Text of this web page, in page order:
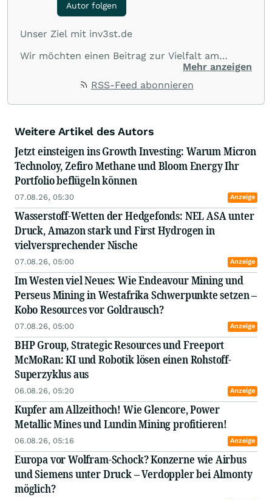
Autor folgen
Unser Ziel mit inv3st.de
Wir möchten einen Beitrag zur Vielfalt am
Kapitalmarkt leisten und spannende
börsennotierten Unternehmen aus allen Teilen
Themen und Trends, die Börsianer interessieren.
Die Zahl 3 spielt dabei eine konzeptionelle Rolle:
I. je Kommentar werden 3 Unternehmen
genannt,
II. mindestens 3 Themen oder Trends werden
erwähnt,
III. die Kommentare umfassen jeweils eine
Lesedauer von weniger als 3 Minuten.
Wir wünschen gute Unterhaltung und viel Erfolg
an der Börse!
Mehr anzeigen
RSS-Feed abonnieren
Weitere Artikel des Autors
Jetzt einsteigen ins Growth Investing: Warum Micron
Technoloy, Zefiro Methane und Bloom Energy Ihr
Portfolio beflügeln können
07.08.26, 05:30 Anzeige
Wasserstoff-Wetten der Hedgefonds: NEL ASA unter
Druck, Amazon stark und First Hydrogen in
vielversprechender Nische
07.08.26, 05:00 Anzeige
Im Westen viel Neues: Wie Endeavour Mining und
Perseus Mining in Westafrika Schwerpunkte setzen –
Kobo Resources vor Goldrausch?
07.08.26, 05:00 Anzeige
BHP Group, Strategic Resources und Freeport
McMoRan: KI und Robotik lösen einen Rohstoff-
Superzyklus aus
06.08.26, 05:20 Anzeige
Kupfer am Allzeithoch! Wie Glencore, Power
Metallic Mines und Lundin Mining profitieren!
06.08.26, 05:16 Anzeige
Europa vor Wolfram-Schock? Konzerne wie Airbus
und Siemens unter Druck – Verdoppler bei Almonty
möglich?